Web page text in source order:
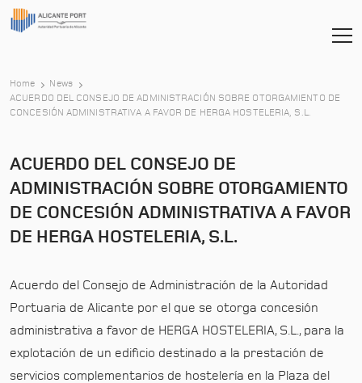
Home
News
ACUERDO DEL CONSEJO DE ADMINISTRACIÓN SOBRE OTORGAMIENTO DE
CONCESIÓN ADMINISTRATIVA A FAVOR DE HERGA HOSTELERIA, S.L.
-
ACUERDO DEL CONSEJO DE
ADMINISTRACIÓN SOBRE OTORGAMIENTO
DE CONCESIÓN ADMINISTRATIVA A FAVOR
DE HERGA HOSTELERIA, S.L.
Acuerdo del Consejo de Administración de la Autoridad
Portuaria de Alicante por el que se otorga concesión
administrativa a favor de HERGA HOSTELERIA, S.L., para la
explotación de un edificio destinado a la prestación de
servicios complementarios de hostelería en la Plaza del